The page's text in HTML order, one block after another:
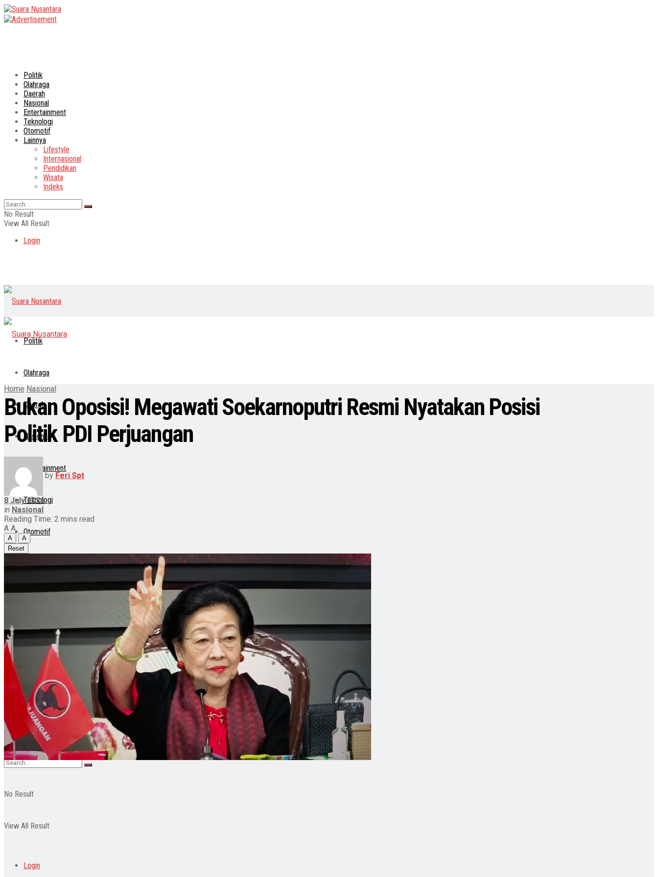
Politik
Olahraga
Daerah
Nasional
Entertainment
Teknologi
Otomotif
Lainnya
Lifestyle
Internasional
Pendidikan
Wisata
Indeks
No Result
View All Result
Login
Politik
Olahraga
Daerah
Nasional
Entertainment
Teknologi
Otomotif
Lainnya
Lifestyle
Internasional
Pendidikan
Wisata
No Result
View All Result
Login
Home Nasional
Bukan Oposisi! Megawati Soekarnoputri Resmi Nyatakan Posisi
Politik PDI Perjuangan
by Feri Spt
8 July 2026
in Nasional
Reading Time: 2 mins read
A A
A
A
Reset